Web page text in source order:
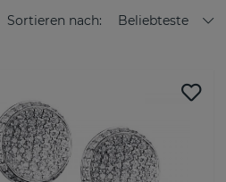
Sortieren nach:
Beliebteste